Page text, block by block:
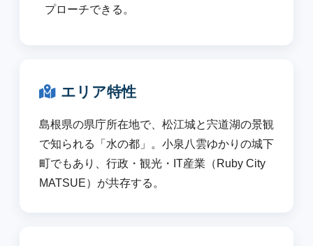
プローチできる。
エリア特性
島根県の県庁所在地で、松江城と宍道湖の景観
で知られる「水の都」。小泉八雲ゆかりの城下
町でもあり、行政・観光・IT産業（Ruby City
MATSUE）が共存する。